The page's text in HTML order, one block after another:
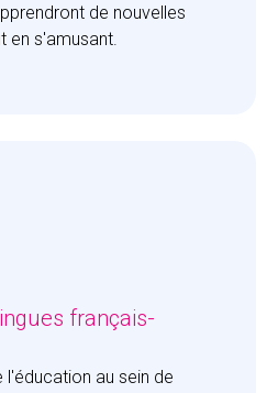
de nouvelles
s'amusant.
français-
l'éducation au sein de